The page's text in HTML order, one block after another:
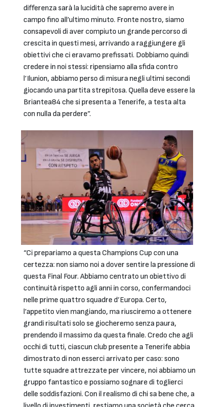
differenza sarà la lucidità che sapremo avere in
campo fino all’ultimo minuto. Fronte nostro, siamo
consapevoli di aver compiuto un grande percorso di
crescita in questi mesi, arrivando a raggiungere gli
obiettivi che ci eravamo prefissati. Dobbiamo quindi
credere in noi stessi: ripensiamo alla sfida contro
l’Ilunion, abbiamo perso di misura negli ultimi secondi
giocando una partita strepitosa. Quella deve essere la
Briantea84 che si presenta a Tenerife, a testa alta
con nulla da perdere”.
“Ci prepariamo a questa Champions Cup con una
certezza: non siamo noi a dover sentire la pressione di
questa Final Four. Abbiamo centrato un obiettivo di
continuità rispetto agli anni in corso, confermandoci
nelle prime quattro squadre d’Europa. Certo,
l’appetito vien mangiando, ma riusciremo a ottenere
grandi risultati solo se giocheremo senza paura,
prendendo il massimo da questa finale. Credo che agli
occhi di tutti, ciascun club presente a Tenerife abbia
dimostrato di non esserci arrivato per caso: sono
tutte squadre attrezzate per vincere, noi abbiamo un
gruppo fantastico e possiamo sognare di toglierci
delle soddisfazioni. Con il realismo di chi sa bene che, a